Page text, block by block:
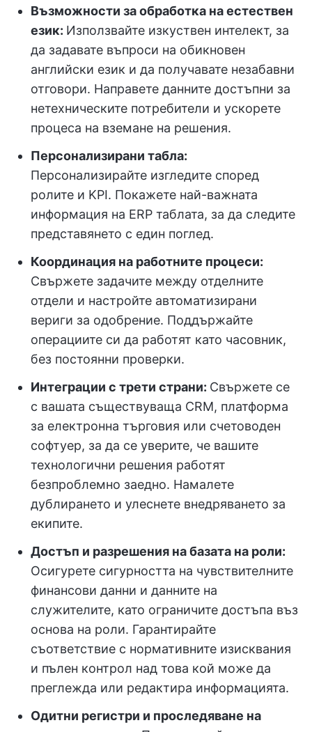
Възможности за обработка на естествен
език: Използвайте изкуствен интелект, за
да задавате въпроси на обикновен
английски език и да получавате незабавни
отговори. Направете данните достъпни за
нетехническите потребители и ускорете
процеса на вземане на решения.
Персонализирани табла:
Персонализирайте изгледите според
ролите и KPI. Покажете най-важната
информация на ERP таблата, за да следите
представянето с един поглед.
Координация на работните процеси:
Свържете задачите между отделните
отдели и настройте автоматизирани
вериги за одобрение. Поддържайте
операциите си да работят като часовник,
без постоянни проверки.
Интеграции с трети страни: Свържете се
с вашата съществуваща CRM, платформа
за електронна търговия или счетоводен
софтуер, за да се уверите, че вашите
технологични решения работят
безпроблемно заедно. Намалете
дублирането и улеснете внедряването за
екипите.
Достъп и разрешения на базата на роли:
Осигурете сигурността на чувствителните
финансови данни и данните на
служителите, като ограничите достъпа въз
основа на роли. Гарантирайте
съответствие с нормативните изисквания
и пълен контрол над това кой може да
преглежда или редактира информацията.
Одитни регистри и проследяване на